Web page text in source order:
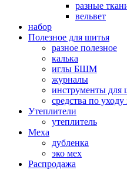
разные
вельвет
набор
Полезное для шитья
разное полезное
калька
иглы БШМ
журналы
инструменты для
средства по
Утеплители
утеплитель
Меха
дубленка
эко мех
Распродажа